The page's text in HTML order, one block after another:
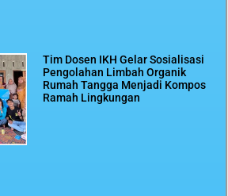
Tim Dosen IKH Gelar Sosialisasi
Pengolahan Limbah Organik
Rumah Tangga Menjadi Kompos
Ramah Lingkungan